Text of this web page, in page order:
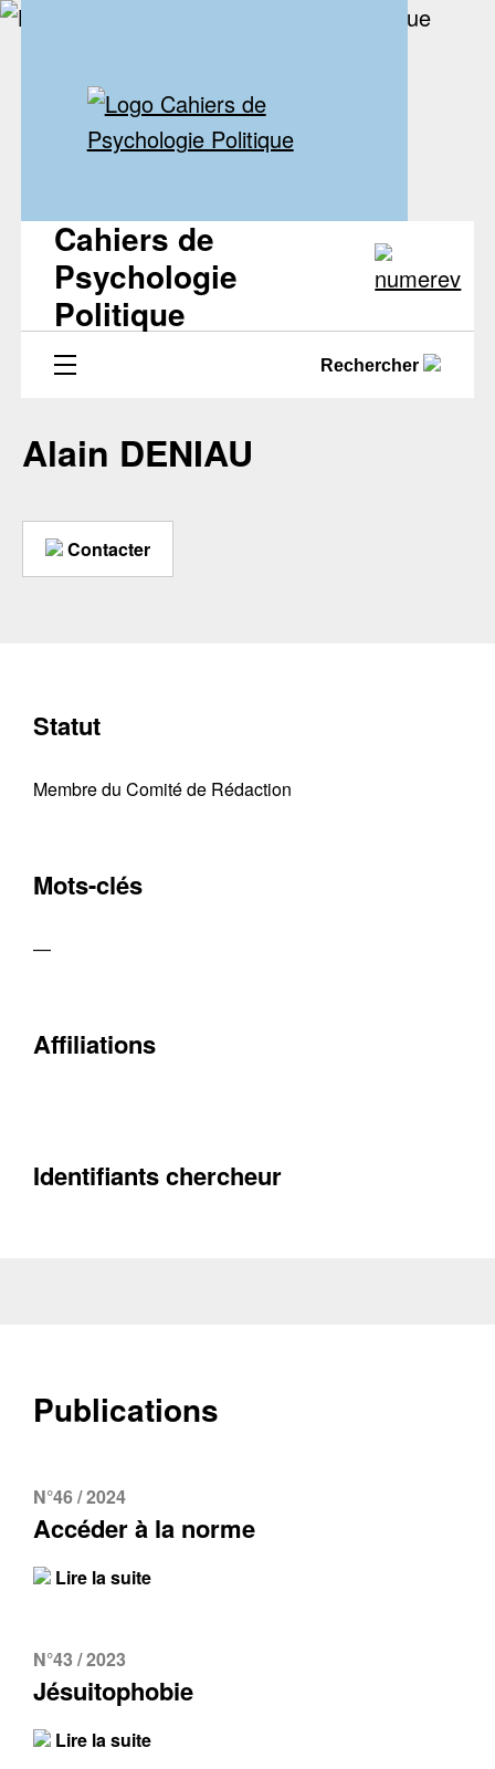
Cahiers de
Psychologie
Politique
Rechercher
Alain DENIAU
Contacter
Statut
Membre du Comité de Rédaction
Mots-clés
—
Affiliations
Identifiants chercheur
Publications
N°46 / 2024
Accéder à la norme
Lire la suite
N°43 / 2023
Jésuitophobie
Lire la suite